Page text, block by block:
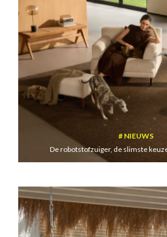
NIEUWS
De robotstofzuiger, de slimste